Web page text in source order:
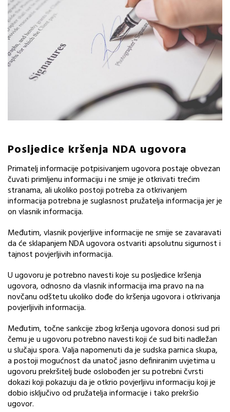
Posljedice kršenja NDA ugovora
Primatelj informacije potpisivanjem ugovora postaje obvezan
čuvati primljenu informaciju i ne smije je otkrivati trećim
stranama, ali ukoliko postoji potreba za otkrivanjem
informacija potrebna je suglasnost pružatelja informacija jer je
on vlasnik informacija.
Međutim, vlasnik povjerljive informacije ne smije se zavaravati
da će sklapanjem NDA ugovora ostvariti apsolutnu sigurnost i
tajnost povjerljivih informacija.
U ugovoru je potrebno navesti koje su posljedice kršenja
ugovora, odnosno da vlasnik informacija ima pravo na na
novčanu odštetu ukoliko dođe do kršenja ugovora i otkrivanja
povjerljivih informacija.
Međutim, točne sankcije zbog kršenja ugovora donosi sud pri
čemu je u ugovoru potrebno navesti koji će sud biti nadležan
u slučaju spora. Valja napomenuti da je sudska parnica skupa,
a postoji mogućnost da unatoč jasno definiranim uvjetima u
ugovoru prekršitelj bude oslobođen jer su potrebni čvrsti
dokazi koji pokazuju da je otkrio povjerljivu informaciju koji je
dobio isključivo od pružatelja informacije i tako prekršio
ugovor.